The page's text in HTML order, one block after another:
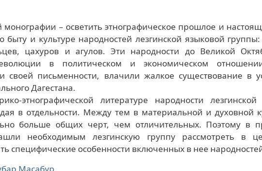
– осветить этнографическое прошлое и
быту и культуре народностей лезгинской языковой группы:
цахуров и агулов. Эти народности до Великой
в политическом и экономическом
письменности, влачили жалкое существование в
Дагестана.
этнографической литературе народности лезгинской
в отдельности. Между тем в материальной и духовной
больше общих черт, чем отличительных. Поэтому в
необходимым лезгинскую группу рассмотреть в
специфические особенности включенных в нее